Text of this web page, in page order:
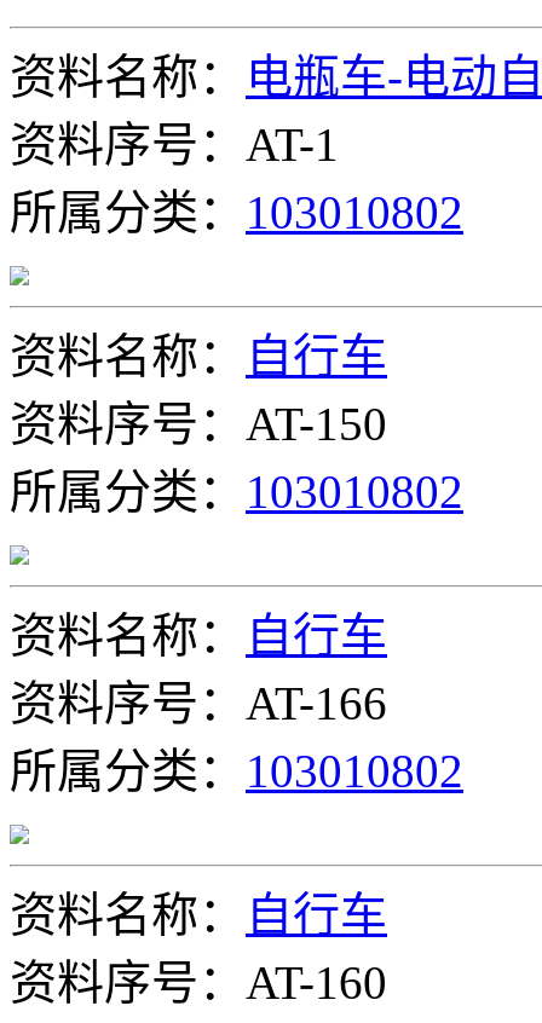
资料名称：
电瓶车-电动
资料序号：AT-1
所属分类： 103010802
资料名称：
自行车
资料序号：AT-150
所属分类： 103010802
资料名称：
自行车
资料序号：AT-166
所属分类： 103010802
资料名称：
自行车
资料序号：AT-160